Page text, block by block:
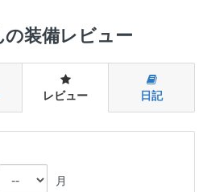
装備レビュー
レビュー 日記
月